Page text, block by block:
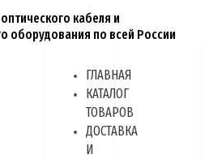
кабеля и
оборудования по всей России
ГЛАВНАЯ
КАТАЛОГ
ТОВАРОВ
ДОСТАВКА
И